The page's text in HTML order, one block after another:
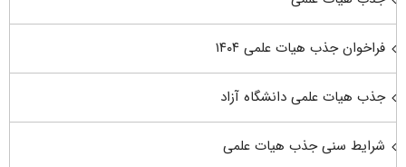
فراخوان جذب هیات علمی ۱۴۰۴
جذب هیات علمی دانشگاه آزاد
شرایط سنی جذب هیات علمی